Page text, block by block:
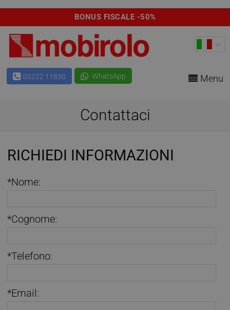
BONUS FISCALE -50%
05222 11830 WhatsApp Menu
Contattaci
RICHIEDI INFORMAZIONI
*Nome:
*Cognome:
*Telefono:
*Email: